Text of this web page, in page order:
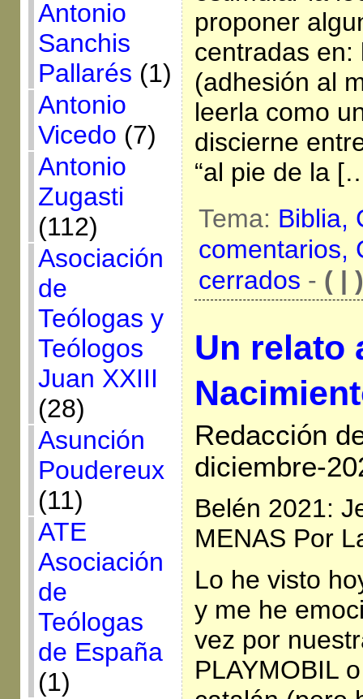
Antonio
Sanchis
Pallarés (1)
Antonio
Vicedo (7)
Antonio
Zugasti
(112)
Asociación
de
Teólogas y
Teólogos
Juan XXIII
(28)
Asunción
Poudereux
(11)
ATE
Asociación
de
Teólogas
de España
(1)
proponer
centradas en:
(adhesión al
leerla como
discierne
“al pie de la
Tema: Biblia,
comentarios,
cerrados - ( | )
Un relato
Redacción
diciembre-
Belén 2021:
MENAS Por
Lo he visto
y me he
vez por
PLAYMOBIL